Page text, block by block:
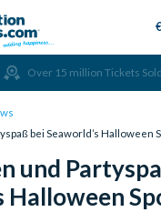
Over 15 million Tickets Sold
bei Seaworld’s Halloween
und
Halloween